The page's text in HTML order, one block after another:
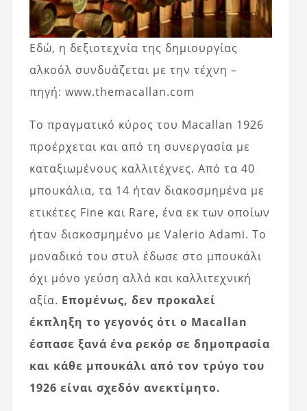
Εδώ, η δεξιοτεχνία της δημιουργίας
αλκοόλ συνδυάζεται με την τέχνη –
πηγή: www.themacallan.com
Το πραγματικό κύρος του Macallan 1926
προέρχεται και από τη συνεργασία με
καταξιωμένους καλλιτέχνες. Από τα 40
μπουκάλια, τα 14 ήταν διακοσμημένα με
ετικέτες Fine και Rare, ένα εκ των οποίων
ήταν διακοσμημένο με Valerio Adami. Το
μοναδικό του στυλ έδωσε στο μπουκάλι
όχι μόνο γεύση αλλά και καλλιτεχνική
αξία. Επομένως, δεν προκαλεί
έκπληξη το γεγονός ότι ο Macallan
έσπασε ξανά ένα ρεκόρ σε δημοπρασία
και κάθε μπουκάλι από τον τρύγο του
1926 είναι σχεδόν ανεκτίμητο.